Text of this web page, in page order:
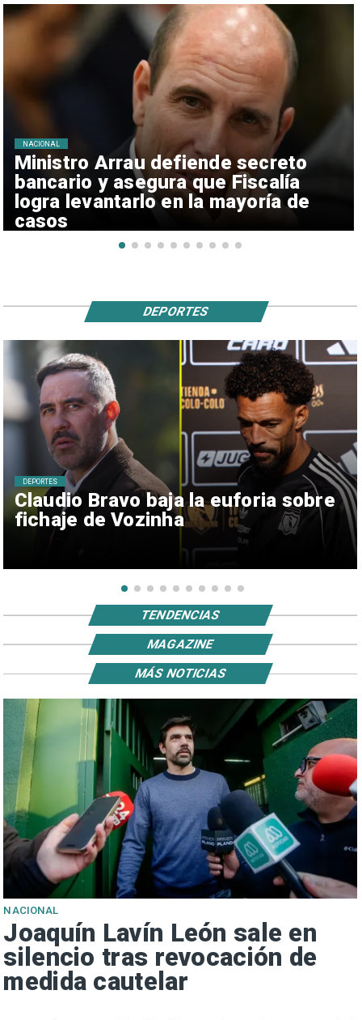
Ministro Arrau defiende secreto
bancario y asegura que Fiscalía
logra levantarlo en la mayoría de
casos
NACIONAL
Claudio Bravo baja la euforia sobre
fichaje de Vozinha
DEPORTES
DEPORTES
TENDENCIAS
MAGAZINE
NACIONAL
Joaquín Lavín León sale en
silencio tras revocación de
medida cautelar
MÁS NOTICIAS